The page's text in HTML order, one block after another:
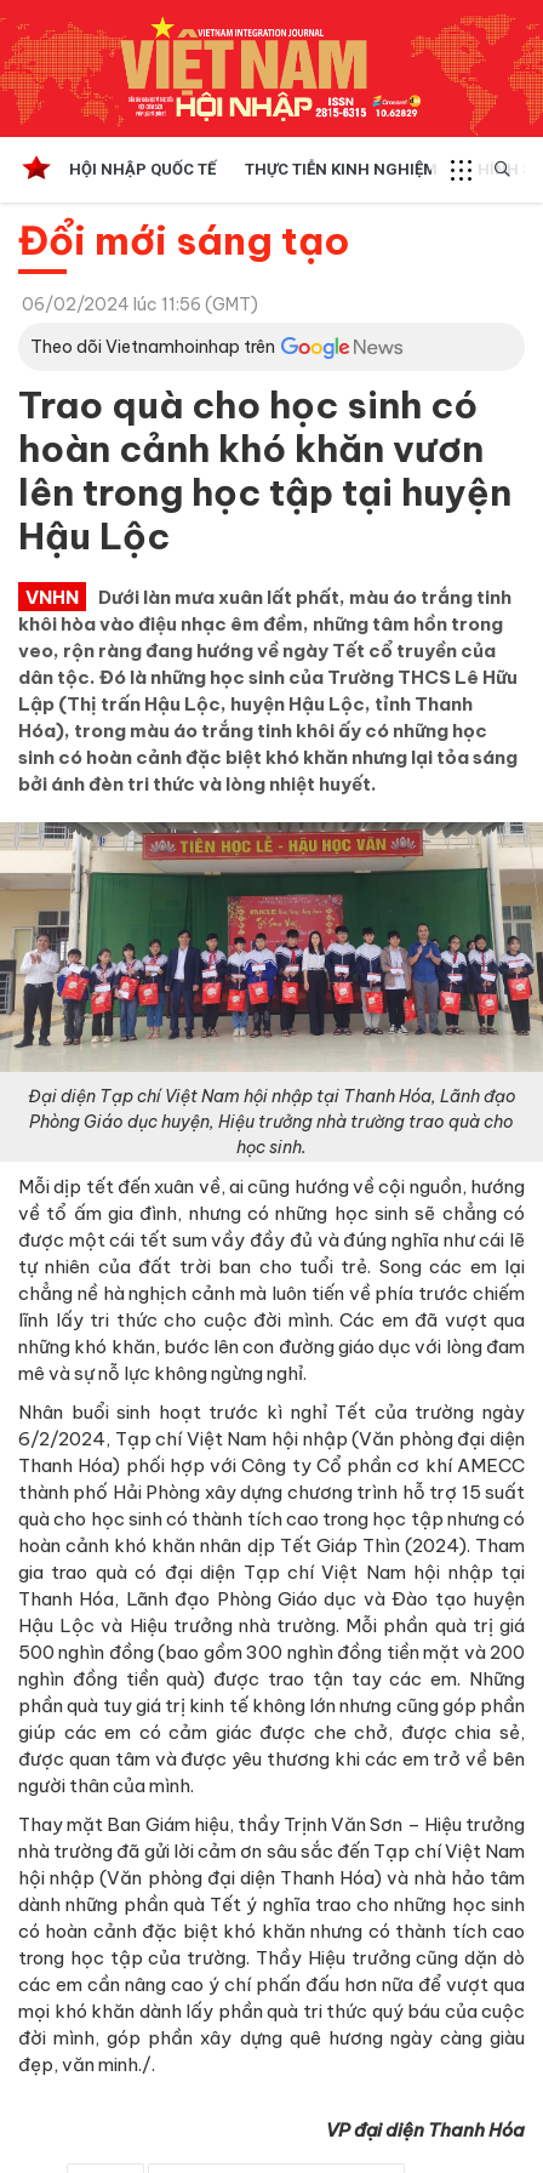
HỘI NHẬP QUỐC TẾ THỰC TIỄN KINH NGHIỆM CHÍNH
Đổi mới sáng tạo
06/02/2024 lúc 11:56 (GMT)
Theo dõi Vietnamhoinhap trên
Trao quà cho học sinh có
hoàn cảnh khó khăn vươn
lên trong học tập tại huyện
Hậu Lộc
VNHN
Dưới làn mưa xuân lất phất, màu áo trắng tinh
khôi hòa vào điệu nhạc êm đềm, những tâm hồn trong
veo, rộn ràng đang hướng về ngày Tết cổ truyền của
dân tộc. Đó là những học sinh của Trường THCS Lê Hữu
Lập (Thị trấn Hậu Lộc, huyện Hậu Lộc, tỉnh Thanh
Hóa), trong màu áo trắng tinh khôi ấy có những học
sinh có hoàn cảnh đặc biệt khó khăn nhưng lại tỏa sáng
bởi ánh đèn tri thức và lòng nhiệt huyết.
Đại diện Tạp chí Việt Nam hội nhập tại Thanh Hóa, Lãnh đạo
Phòng Giáo dục huyện, Hiệu trưởng nhà trường trao quà cho
học sinh.
Mỗi dịp tết đến xuân về, ai cũng hướng về cội nguồn, hướng
về tổ ấm gia đình, nhưng có những học sinh sẽ chẳng có
được một cái tết sum vầy đầy đủ và đúng nghĩa như cái lẽ
tự nhiên của đất trời ban cho tuổi trẻ. Song các em lại
chẳng nề hà nghịch cảnh mà luôn tiến về phía trước chiếm
lĩnh lấy tri thức cho cuộc đời mình. Các em đã vượt qua
những khó khăn, bước lên con đường giáo dục với lòng đam
mê và sự nỗ lực không ngừng nghỉ.
Nhân buổi sinh hoạt trước kì nghỉ Tết của trường ngày
6/2/2024, Tạp chí Việt Nam hội nhập (Văn phòng đại diện
Thanh Hóa) phối hợp với Công ty Cổ phần cơ khí AMECC
thành phố Hải Phòng xây dựng chương trình hỗ trợ 15 suất
quà cho học sinh có thành tích cao trong học tập nhưng có
hoàn cảnh khó khăn nhân dịp Tết Giáp Thìn (2024). Tham
gia trao quà có đại diện Tạp chí Việt Nam hội nhập tại
Thanh Hóa, Lãnh đạo Phòng Giáo dục và Đào tạo huyện
Hậu Lộc và Hiệu trưởng nhà trường. Mỗi phần quà trị giá
500 nghìn đồng (bao gồm 300 nghìn đồng tiền mặt và 200
nghìn đồng tiền quà) được trao tận tay các em. Những
phần quà tuy giá trị kinh tế không lớn nhưng cũng góp phần
giúp các em có cảm giác được che chở, được chia sẻ,
được quan tâm và được yêu thương khi các em trở về bên
người thân của mình.
Thay mặt Ban Giám hiệu, thầy Trịnh Văn Sơn – Hiệu trưởng
nhà trường đã gửi lời cảm ơn sâu sắc đến Tạp chí Việt Nam
hội nhập (Văn phòng đại diện Thanh Hóa) và nhà hảo tâm
dành những phần quà Tết ý nghĩa trao cho những học sinh
có hoàn cảnh đặc biệt khó khăn nhưng có thành tích cao
trong học tập của trường. Thầy Hiệu trưởng cũng dặn dò
các em cần nâng cao ý chí phấn đấu hơn nữa để vượt qua
mọi khó khăn dành lấy phần quà tri thức quý báu của cuộc
đời mình, góp phần xây dựng quê hương ngày càng giàu
đẹp, văn minh./.
VP đại diện Thanh Hóa